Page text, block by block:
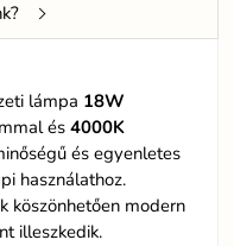
lámpa 18W
és4000K
és egyenletes
használathoz.
köszönhetően modern
illeszkedik.